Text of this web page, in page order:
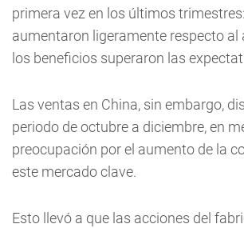
primera vez en los últimos
aumentaron ligeramente respecto al
los beneficios superaron las
Las ventas en China, sin embargo,
periodo de octubre a diciembre, en
preocupación por el aumento de la
este mercado clave.
Esto llevó a que las acciones del